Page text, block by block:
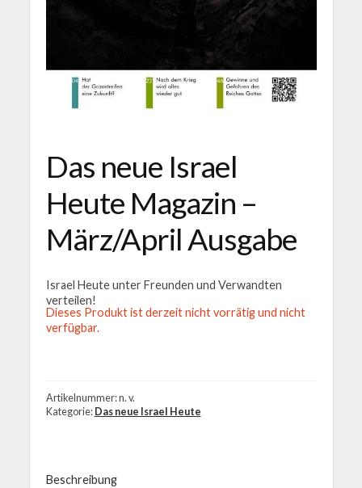
Das neue Israel
Heute Magazin –
März/April Ausgabe
Israel Heute unter Freunden und Verwandten
verteilen!
Dieses Produkt ist derzeit nicht vorrätig und nicht
verfügbar.
Artikelnummer:n. v.
Kategorie: Das neue Israel Heute
Beschreibung